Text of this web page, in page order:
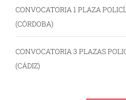
CONVOCATORIA 1 PLAZA
(CÓRDOBA)
CONVOCATORIA 3 PLAZAS
(CÁDIZ)